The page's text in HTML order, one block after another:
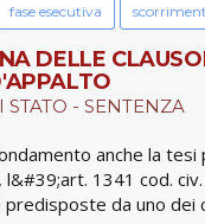
fase esecutiva
DELLE
STATO - SENTENZA
anche la
l&#39;art. 1341 cod.
da uno dei